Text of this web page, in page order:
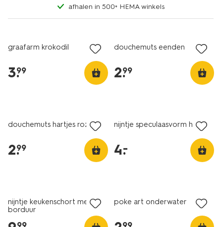
afhalen in 500+ HEMA winkels
graafarm krokodil
3.
99
douchemuts eenden
2.
99
douchemuts hartjes roze
2.
99
nijntje speculaasvorm hout
4.
–
nijntje keukenschort met
borduur
poke art onderwater